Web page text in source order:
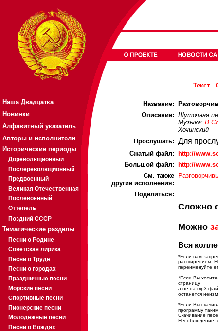
Наша Двадцатка
Новинки
Алфавитный указатель
Авторы и исполнители
Исторические периоды
Дореволюционный
Послереволюционный
Предвоенный
Великая Отечественная
Послевоенный
Оттепель
Поздний СССР
Тематические разделы
Песни о Родине
Советская лирика
Песни о Труде
Песни о городах
Праздничные песни
Морские песни
Спортивные песни
Пионерские песни
Молодежные песни
Песни о Вождях
Текст
Название:
Описание: Шуточная
Музыка:
Хочинский
Прослушать: Для
Cжатый файл:
http://
Большой файл:
http://
См. также
другие исполнения:
Поделиться:
Сложно
Можно
Вся
*Если вам
расширением.
переименуйте
*Если Вы
страницу,
а не на mp3
останется
*Если Вы
программу
Скачивание
Несоблюдение